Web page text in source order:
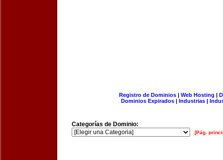
Registro de Dominios| Web Hosting |
Dominios Expirados | Industrias |
Categorías de Dominio:
[Pág.